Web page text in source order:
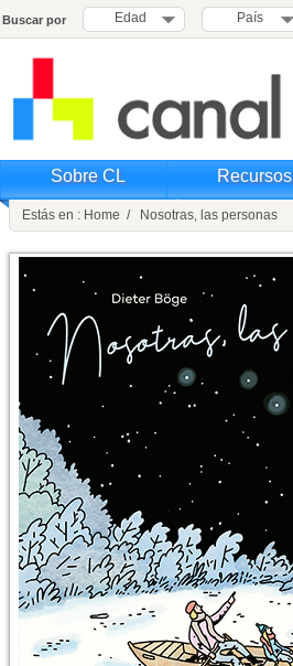
Buscar por Edad País
Sobre CL Recursos
Estás en : Home / Nosotras, las personas